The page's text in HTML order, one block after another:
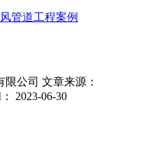
管道工程案例
限公司 文章来源：
2023-06-30